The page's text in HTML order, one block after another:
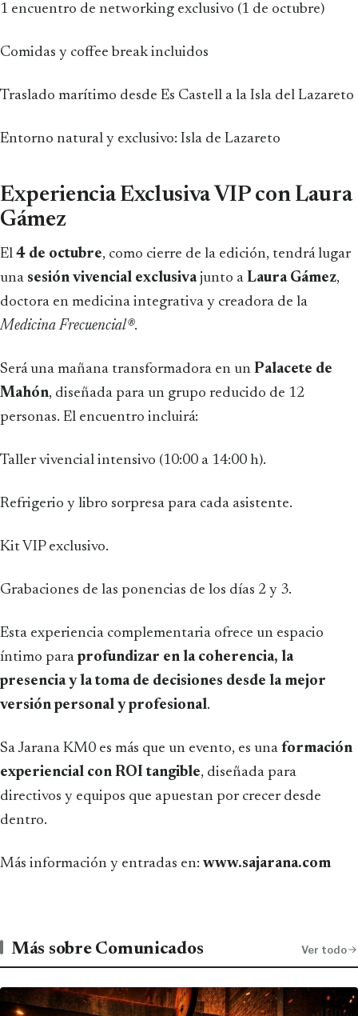
1 encuentro de networking exclusivo (1 de octubre)
Comidas y coffee break incluidos
Traslado marítimo desde Es Castell a la Isla del Lazareto
Entorno natural y exclusivo: Isla de Lazareto
Experiencia Exclusiva VIP con Laura
Gámez
El 4 de octubre, como cierre de la edición, tendrá lugar
una sesión vivencial exclusivajunto a Laura Gámez,
doctora en medicina integrativa y creadora de la
Medicina Frecuencial®.
Será una mañana transformadora en un Palacete de
Mahón, diseñada para un grupo reducido de 12
personas. El encuentro incluirá:
Taller vivencial intensivo (10:00 a 14:00 h).
Refrigerio y libro sorpresa para cada asistente.
Kit VIP exclusivo.
Grabaciones de las ponencias de los días 2 y 3.
Esta experiencia complementaria ofrece un espacio
íntimo paraprofundizar en la coherencia, la
presencia y la toma de decisiones desde la mejor
versión personal y profesional.
Sa Jarana KM0 es más que un evento, es una formación
experiencial con ROI tangible, diseñada para
directivos y equipos que apuestan por crecer desde
dentro.
Más información y entradas en: www.sajarana.com
Más sobre Comunicados Ver todo